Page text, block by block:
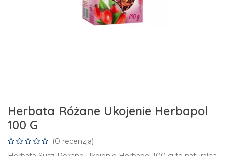
Herbata Różane Ukojenie Herbapol
100 G
(0 recenzja)